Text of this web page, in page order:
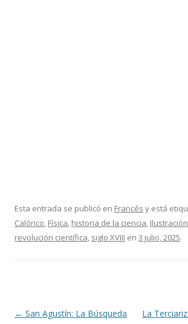
Esta entrada se publicó en Francés y está
Calórico, Física, historia de la ciencia, Ilustración
revolución científica, siglo XVIII en 3 julio, 2025.
Navegación
← San Agustín: La Búsqueda
La